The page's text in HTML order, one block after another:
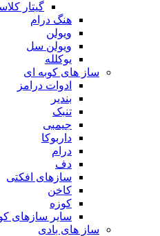
گیتار
هنگ درام
ویولن
ویولن سل
یوکلله
ساز های کوبه ای
ادوات درامز
بندیر
تنبک
جیمبی
داربوکا
درام
دف
سازهای افکتی
کاخن
کوزه
سایر سازهای
ساز های بادی